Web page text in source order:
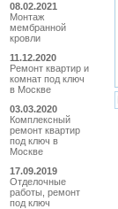
08.02.2021
Монтаж
мембранной
кровли
11.12.2020
Ремонт квартир и
комнат под ключ
в Москве
03.03.2020
Комплексный
ремонт квартир
под ключ в
Москве
17.09.2019
Отделочные
работы, ремонт
под ключ